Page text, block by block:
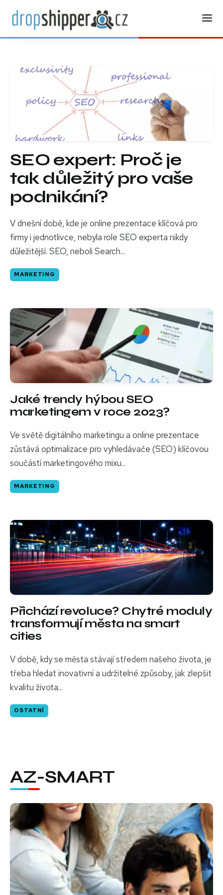
SEO expert: Proč je
tak důležitý pro vaše
podnikání?
V dnešní době, kde je online prezentace klíčová pro
firmy i jednotlivce, nebyla role SEO experta nikdy
důležitější. SEO, neboli Search...
MARKETING
Jaké trendy hýbou SEO
marketingem v roce 2023?
Ve světě digitálního marketingu a online prezentace
zůstává optimalizace pro vyhledávače (SEO) klíčovou
součástí marketingového mixu...
MARKETING
Přichází revoluce? Chytré moduly
transformují města na smart
cities
V době, kdy se města stávají středem našeho života, je
třeba hledat inovativní a udržitelné způsoby, jak zlepšit
kvalitu života...
OSTATNÍ
AZ-SMART